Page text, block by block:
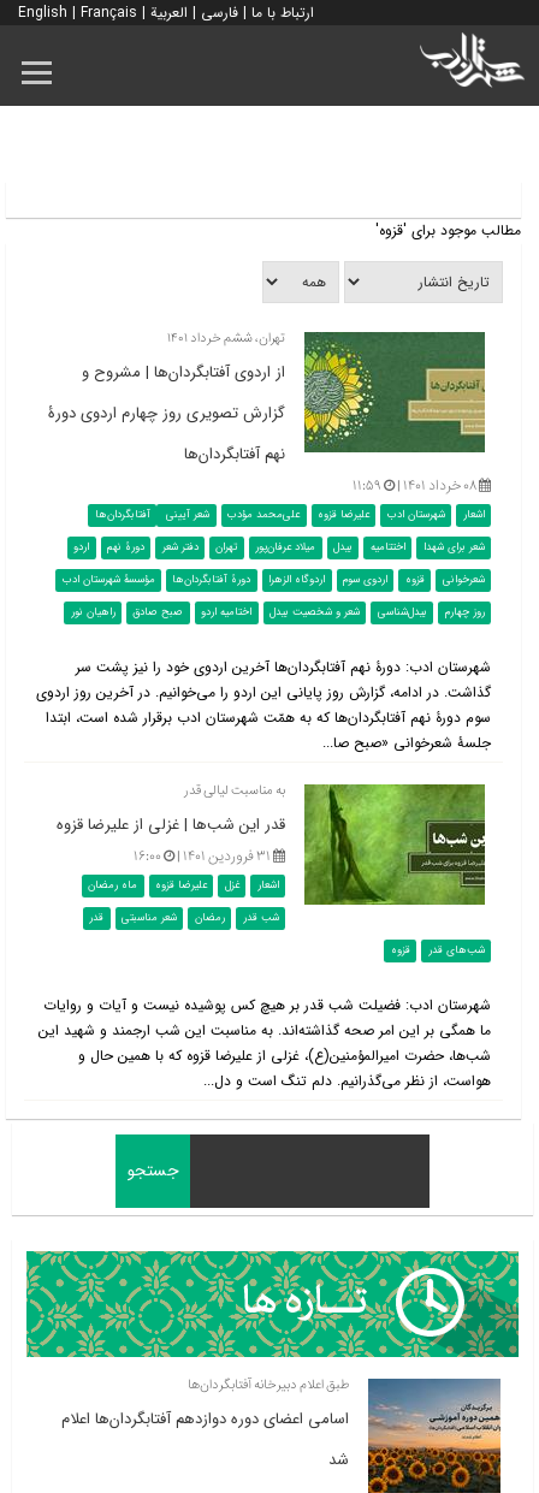
ارتباط با ما | فارسی | العربية |
English | Français
مطالب موجود برای 'قزوه'
تهران، ششم خرداد ۱۴۰۱
از اردوی آفتابگردان‌ها | مشروح و
گزارش تصویری روز چهارم اردوی دورۀ
نهم آفتابگردان‌ها
۰۸ خرداد ۱۴۰۱ | ۱۱:۵۹
اشعار شهرستان ادب علیرضا قزوه علی‌محمد مؤدب شعر آیینی
آفتابگردان‌ها
شعر برای شهدا
اختتامیه بیدل میلاد عرفان‌پور تهران دفتر شعر دورۀ نهم
اردو
شعرخوانی
قزوه اردوی سوم اردوگاه الزهرا دورۀ آفتابگردان‌ها
مؤسسۀ شهرستان ادب
روز چهارم
بیدل‌شناسی شعر و شخصیت بیدل اختامیه اردو صبح صادق راهیان نور
شهرستان ادب: دورۀ نهم آفتابگردان‌ها آخرین اردوی خود را نیز پشت سر
گذاشت. در ادامه، گزارش روز پایانی این اردو را می‌خوانیم. در آخرین روز اردوی
سوم دورۀ نهم آفتابگردان‌ها‌ که به همّت شهرستان ادب برقرار شده است، ابتدا
جلسۀ شعرخوانی «صبح صا...
به مناسبت لیالی قدر
قدر این شب‌ها | غزلی از علیرضا قزوه
۳۱ فروردین ۱۴۰۱ | ۱۶:۰۰
اشعار غزل علیرضا قزوه
ماه رمضان
شب قدر
رمضان شعر مناسبتی
قدر
شب‌های قدر
قزوه
شهرستان ادب: فضیلت شب قدر بر هیچ کس پوشیده نیست و آیات و روایات
ما همگی بر این امر صحه گذاشته‌اند. به مناسبت این شب ارجمند و شهید این
شب‌ها، حضرت امیرالمؤمنین(ع)، غزلی از علیرضا قزوه که با همین حال و
هواست، از نظر می‌گذرانیم. دلم تنگ است و دل...
طبق اعلام دبیرخانه آفتابگردان‌ها
اسامی اعضای دوره دوازدهم آفتابگردان‌ها اعلام
شد